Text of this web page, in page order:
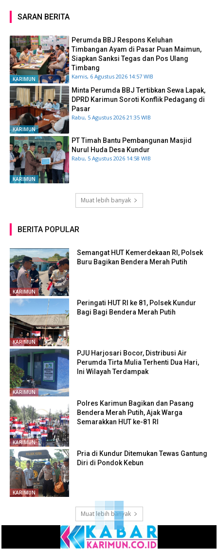
SARAN BERITA
KARIMUN
Perumda BBJ Respons Keluhan
Timbangan Ayam di Pasar Puan Maimun,
Siapkan Sanksi Tegas dan Pos Ulang
Timbang
Kamis, 6 Agustus 2026 14:57 WIB
KARIMUN
Minta Perumda BBJ Tertibkan Sewa Lapak,
DPRD Karimun Soroti Konflik Pedagang di
Pasar
Rabu, 5 Agustus 2026 21:35 WIB
KARIMUN
PT Timah Bantu Pembangunan Masjid
Nurul Huda Desa Kundur
Rabu, 5 Agustus 2026 14:58 WIB
Muat lebih banyak
BERITA POPULAR
KARIMUN
Semangat HUT Kemerdekaan RI, Polsek
Buru Bagikan Bendera Merah Putih
KARIMUN
Peringati HUT RI ke 81, Polsek Kundur
Bagi Bagi Bendera Merah Putih
KARIMUN
PJU Harjosari Bocor, Distribusi Air
Perumda Tirta Mulia Terhenti Dua Hari,
Ini Wilayah Terdampak
KARIMUN
Polres Karimun Bagikan dan Pasang
Bendera Merah Putih, Ajak Warga
Semarakkan HUT ke-81 RI
KARIMUN
Pria di Kundur Ditemukan Tewas Gantung
Diri di Pondok Kebun
Muat lebih banyak